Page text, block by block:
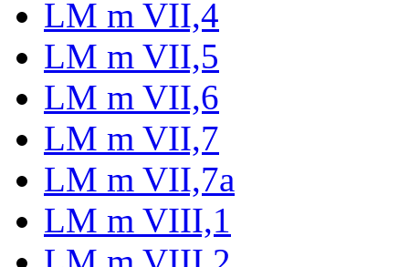
LM m VII,4
LM m VII,5
LM m VII,6
LM m VII,7
LM m VII,7a
LM m VIII,1